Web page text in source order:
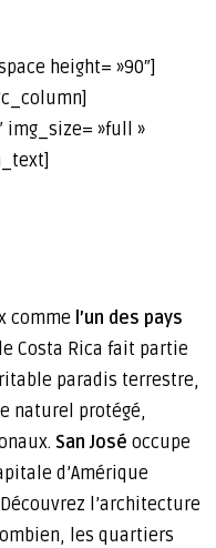
height= »90″]
img_size= »full »
comme l’un des pays
le Costa Rica fait partie
paradis terrestre,
naturel protégé,
San José occupe
d’Amérique
l’architecture
les quartiers